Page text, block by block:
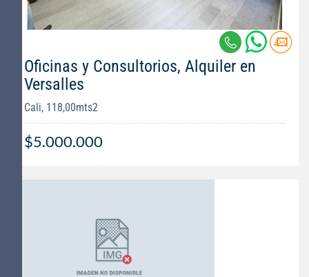
Oficinas y Consultorios, Alquiler en
Versalles
Cali, 118,00mts2
$5.000.000